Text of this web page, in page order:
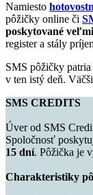
Namiesto
pôžičky online či
poskytované
register a stály
SMS pôžičky
v ten istý deň.
SMS CREDITS
Úver od SMS
Spoločnosť
15 dní. Pôžička je
Charakteristiky